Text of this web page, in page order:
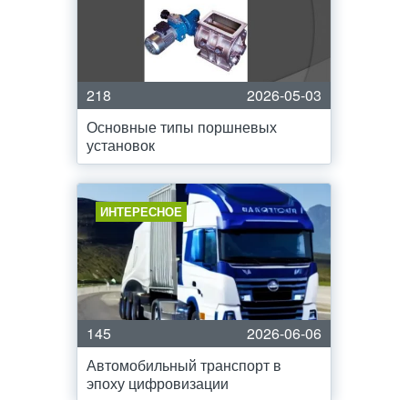
218
2026-05-03
Основные типы поршневых
установок
ИНТЕРЕСНОЕ
145
2026-06-06
Автомобильный транспорт в
эпоху цифровизации